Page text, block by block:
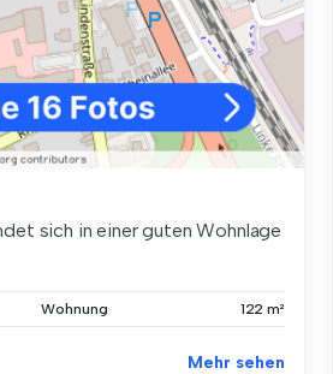
sich in einer guten Wohnlage
Wohnung 122 m²
Mehr sehen